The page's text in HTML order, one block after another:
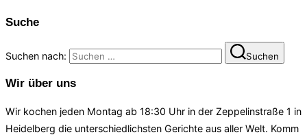
Suche
Suchen nach: Suchen
Wir über uns
Wir kochen jeden Montag ab 18:30 Uhr in der Zeppelinstraße 1 in
Heidelberg die unterschiedlichsten Gerichte aus aller Welt. Komm